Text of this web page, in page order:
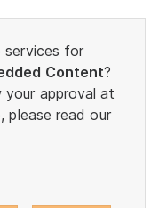
services for
Content?
your approval at
please read our